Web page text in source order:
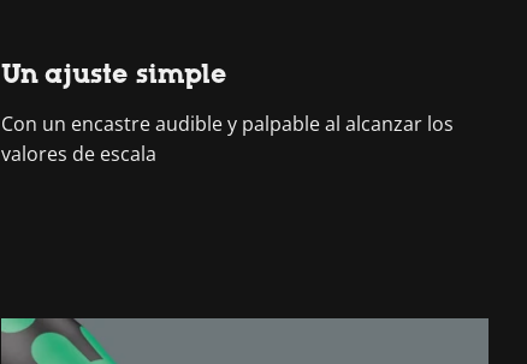
Un ajuste simple
Con un encastre audible y palpable al alcanzar los
valores de escala